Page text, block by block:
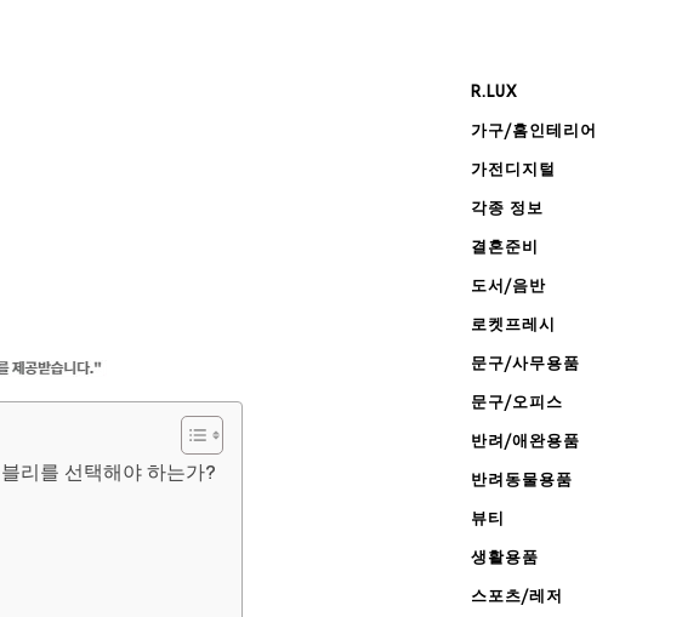
리를 선택해야 하는가?
R.LUX
가구/홈인테리어
가전디지털
각종 정보
결혼준비
도서/음반
로켓프레시
문구/사무용품
문구/오피스
반려/애완용품
반려동물용품
뷰티
생활용품
스포츠/레저